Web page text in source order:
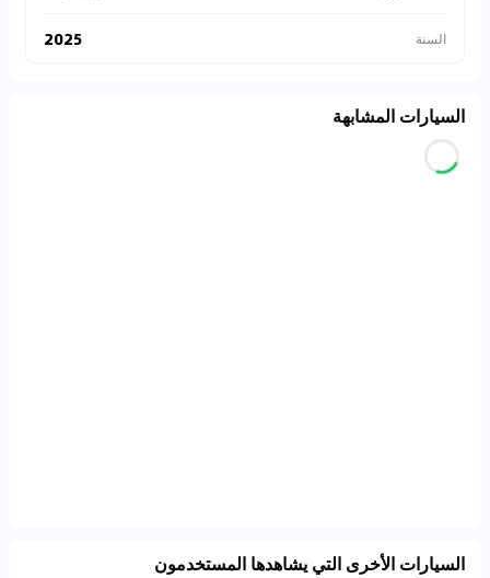
السنة 2025
السيارات المشابهة
السيارات الأخرى التي يشاهدها المستخدمون